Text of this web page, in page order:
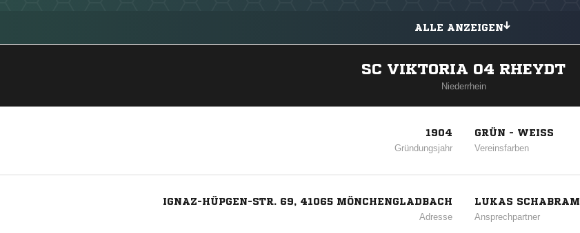
ALLE ANZEIGEN
SC VIKTORIA 04 RHEYDT
Niederrhein
1904
Gründungsjahr
GRÜN - WEISS
Vereinsfarben
IGNAZ-HÜPGEN-STR. 69, 41065 MÖNCHENGLADBACH
Adresse
LUKAS SCHABRAM
Ansprechpartner